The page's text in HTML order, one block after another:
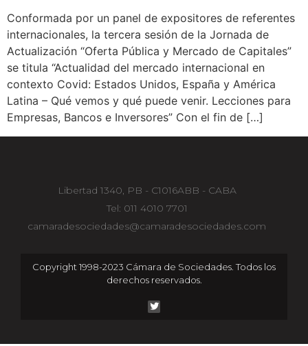
Conformada por un panel de expositores de referentes
internacionales, la tercera sesión de la Jornada de
Actualización “Oferta Pública y Mercado de Capitales”
se titula “Actualidad del mercado internacional en
contexto Covid: Estados Unidos, España y América
Latina – Qué vemos y qué puede venir. Lecciones para
Empresas, Bancos e Inversores” Con el fin de […]
Libertad 1340, PB - C1016ABB - CABA
Tel: 011 4010 7701
camaradesociedades@camaradesociedades.com
Copyright 1998-2023 Cámara de Sociedades. Todos los
derechos reservados.